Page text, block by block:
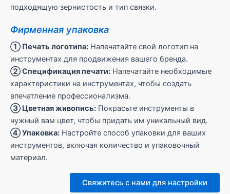
подходящую зернистость и тип связки.
Фирменная упаковка
① Печать логотипа: Напечатайте свой логотип на
инструментах для продвижения вашего бренда.
② Спецификация печати: Напечатайте необходимые
характеристики на инструментах, чтобы создать
впечатление профессионализма.
③ Цветная живопись: Покрасьте инструменты в
нужный вам цвет, чтобы придать им уникальный вид.
④ Упаковка: Настройте способ упаковки для ваших
инструментов, включая количество и упаковочный
материал.
Свяжитесь с нами для настройки